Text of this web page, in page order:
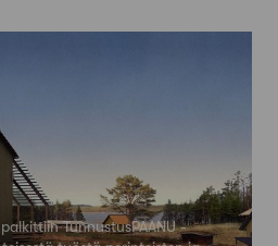
TunnustusPAANU -